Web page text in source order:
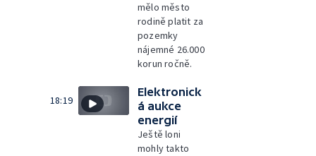
mělo město
rodině platit za
pozemky
nájemné 26.000
korun ročně.
18:19
Elektronick
á aukce
energií
Ještě loni
mohly takto